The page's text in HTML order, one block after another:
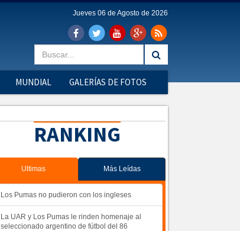
Jueves 06 de Agosto de 2026
MUNDIAL GALERÍAS DE FOTOS
RANKING
Ultimas Más Leídas
Los Pumas no pudieron con los ingleses
La UAR y Los Pumas le rinden homenaje al
seleccionado argentino de fútbol del 86